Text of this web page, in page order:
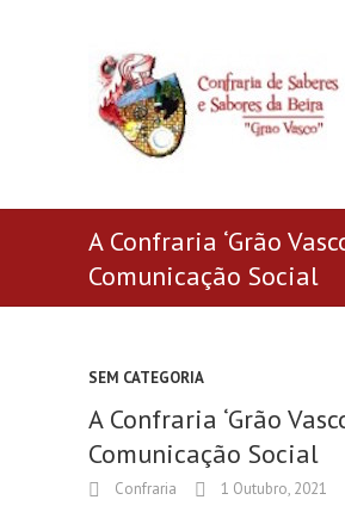
A Confraria ‘Grão
Comunicação Social
SEM CATEGORIA
A Confraria ‘Grão
Comunicação Social
Confraria 1 Outubro, 2021